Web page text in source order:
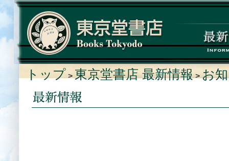
トップ > 東京堂書店 最新情報 > お